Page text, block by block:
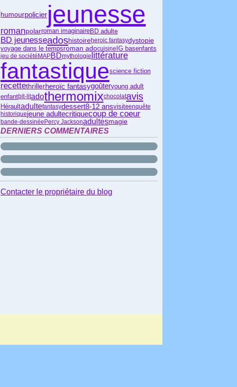
humourpolicierjeunesse
romanpolarroman imaginaireBD adulte
BD jeunesseadoshistoireheroic fantasydystopie
voyage dans le tempsroman adocuisineIG basenfants
jeu de sociétéMAPBDmythologie littérature
fantastiquescience fiction
recettethrillerheroïc fantasygoûteryoung adult
enfantbit-litadothermomixchocolatavis
Héraultadultefantasydessert8-12 ansvisiteenquête
historiquejeune adultecritiquecoup de coeur
bande-dessinéePercy Jacksonadultesmagie
DERNIERS COMMENTAIRES
Contacter le propriétaire du blog